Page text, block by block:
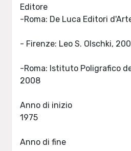
Editore
-Roma: De Luca Editori
- Firenze: Leo S. Olschki,
-Roma: Istituto Poligrafico
Anno di inizio
Anno di fine